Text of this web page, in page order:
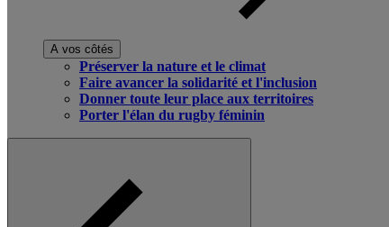
A vos côtés
Préserver la nature et le climat
Faire avancer la solidarité et l'inclusion
Donner toute leur place aux territoires
Porter l'élan du rugby féminin